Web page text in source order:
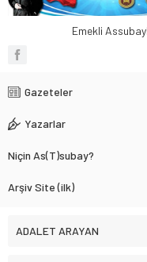
Emekli
Gazeteler
Yazarlar
Niçin As(T)subay?
Arşiv Site (ilk)
ADALET ARAYAN